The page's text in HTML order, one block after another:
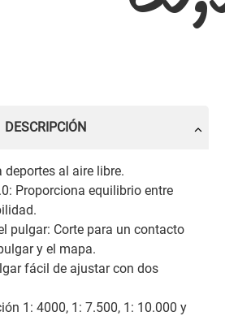
DESCRIPCIÓN
deportes al aire libre.
Proporciona equilibrio entre
pulgar: Corte para un contacto
y el mapa.
fácil de ajustar con dos
1: 4000, 1: 7.500, 1: 10.000 y